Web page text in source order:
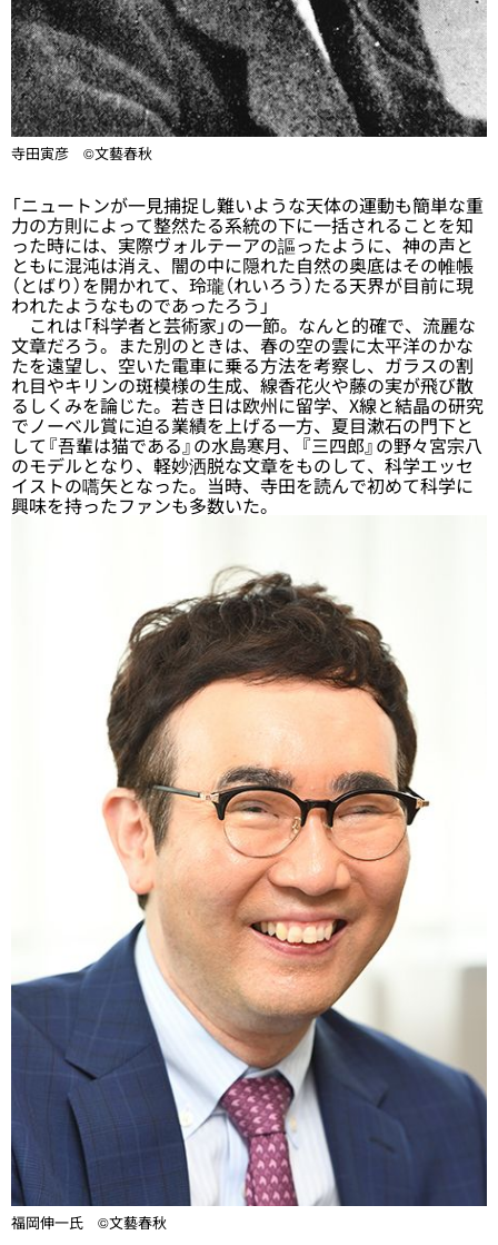
寺田寅彦 ©文藝春秋
「ニュートンが一見捕捉し難いような天体の運動も簡単な重
力の方則によって整然たる系統の下に一括されることを知
った時には、実際ヴォルテーアの謳ったように、神の声と
ともに混沌は消え、闇の中に隠れた自然の奥底はその帷帳
（とばり）を開かれて、玲瓏（れいろう）たる天界が目前に現
われたようなものであったろう」
これは「科学者と芸術家」の一節。なんと的確で、流麗な
文章だろう。また別のときは、春の空の雲に太平洋のかな
たを遠望し、空いた電車に乗る方法を考察し、ガラスの割
れ目やキリンの斑模様の生成、線香花火や藤の実が飛び散
るしくみを論じた。若き日は欧州に留学、X線と結晶の研究
でノーベル賞に迫る業績を上げる一方、夏目漱石の門下と
して『吾輩は猫である』の水島寒月、『三四郎』の野々宮宗八
のモデルとなり、軽妙洒脱な文章をものして、科学エッセ
イストの嚆矢となった。当時、寺田を読んで初めて科学に
興味を持ったファンも多数いた。
福岡伸一氏 ©文藝春秋